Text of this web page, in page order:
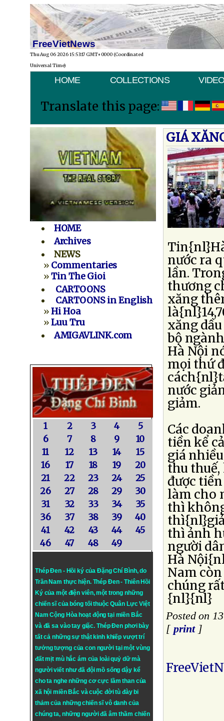
FreeVietNews
Thu Aug 06 2026 15:53:17 GMT+0000 (Coordinated
Universal Time)
HOME COLLECTIONS
Translate this page:
HOME
Archives
NEWS
» Commentaries
»Tin The Gioi
CARTOONS
CARTOONS in English
»Hi Hoa
»Luu Tru
AMIGAVLINK.com
1 2 3 4
5
6
7 8 9
10
11
12 13 14
15
16
17 18 19
20
21
22 23 24
25
26
27 28 29
30
31
32 33 34
35
36
37 38 39
40
41
42 43 44
45
46
47 48 49
Thép Đen - Hồi ký của Đặng Chí Bình, do
Trần Nam thực hiện. Thép Đen- Thiên Hồi
Ký của một điện viên, một trong những
chiến sĩ của bóng tối thuộc Quân Lực Việt
Nam Cộng Hòa hoạt động tại miền Bắc
và đã sa vào tay giặc. Thép Đen phơi bày
tất cả những sự thật kinh khiếp vượt trí
tưởng tượng của con người tại một vùng
đất mịt mù hắc ám của loài quỷ dữ mà
người viết như đã đội mồ sống dậy kể
cho ta nghe những cơ cực lầm than của
xã hội miền Bắc và cuộc đời tù đày bi
thảm của những chiến sĩ vô danh của
chúng ta, những người đã âm thầm chiến
GIÁ
nước ra
lần.
thương
xăng
xăng
bộ
Hà Nội
mọi thứ
nước
giảm.
Các
tiền kể
giá
thu
được
làm cho
thì
thì ảnh
người
Hà
Nam
chúng
{nl}{nl}
Posted on
[ print]